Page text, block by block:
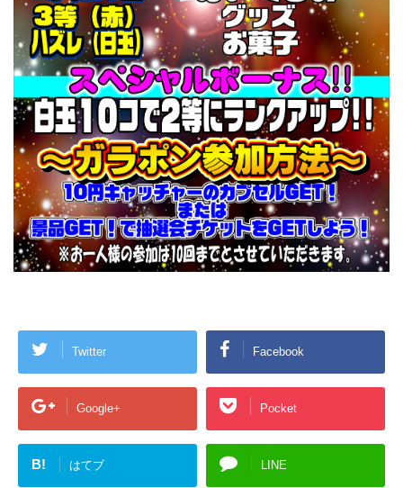
Twitter Facebook
Google+ Pocket
B! はてブ LINE